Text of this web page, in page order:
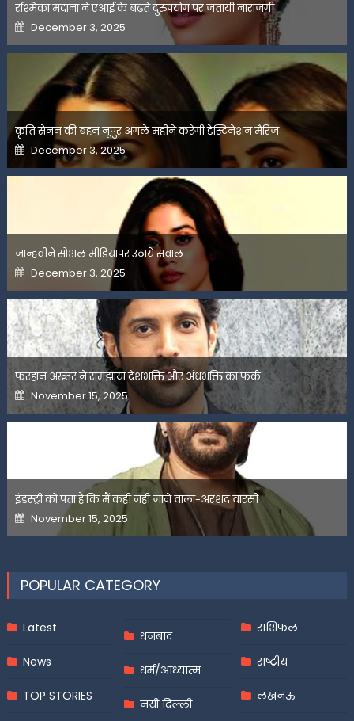
रश्मिका मंदाना ने एआई के बढ़ते दुरुपयोग पर जतायी नाराजगी
Posted
on
December 3, 2025
कृति सेनन की बहन नूपुर अगले महीने करेंगी डेस्टिनेशन मैरिज
Posted
on
December 3, 2025
जान्हवीने सोशल मीडियापर उठाये सवाल
Posted
on
December 3, 2025
फरहान अख्तर ने समझाया देशभक्ति और अंधभक्ति का फर्क
Posted
on
November 15, 2025
इंडस्ट्री को पता है कि मैं कहीं नहीं जाने वाला-अरशद वारसी
Posted
on
November 15, 2025
POPULAR CATEGORY
Latest
News
TOP STORIES
धनबाद
धर्म/आध्यात्म
नयी दिल्ली
राशिफल
राष्ट्रीय
लखनऊ